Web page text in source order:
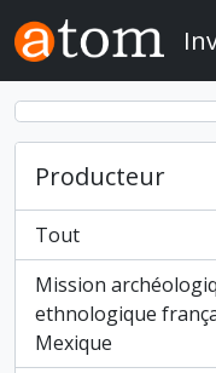
Skip to main content
Producteur
Tout
Mission
ethnologique
Mexique
, 1 résultats